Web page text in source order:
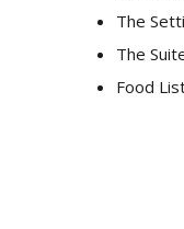
The
The
Food